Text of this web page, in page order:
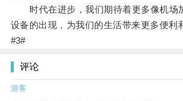
时代在进步，我们期待着更多像机场
设备的出现，为我们的生活带来更多便利
#3#
评论
游客